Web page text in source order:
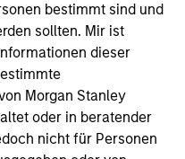
bestimmt sind und
sollten. Mir ist
dieser
Morgan Stanley
oder in beratender
nicht für Personen
of Morgan
of Morgan Stanley
he leads
and other Asian
has over 21
joining the firm
to the